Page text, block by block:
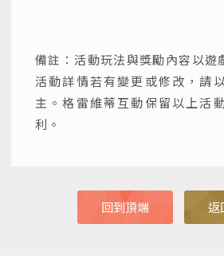
備註：活動玩法與獎勵內容以遊
活動詳情若有變更或修改，請
主。格雷維蒂互動保留以上活
利。
回到頂端 返